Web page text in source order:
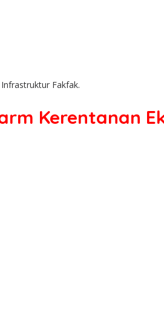
Fakfak.
Kerentanan